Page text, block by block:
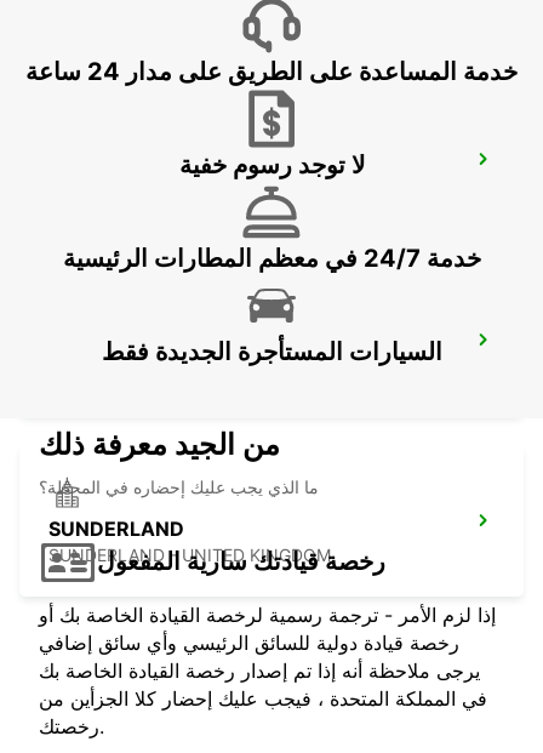
PAISLEY - UNITED KINGDOM
NEWCASTLE AIRPORT
NEWCASTLE UPON TYNE - UNITED KINGDOM
ABERDEEN AIRPORT
SUNDERLAND
SUNDERLAND - UNITED KINGDOM
خدمة المساعدة على الطريق على مدار 24 ساعة
لا توجد رسوم خفية
خدمة 24/7 في معظم المطارات الرئيسية
السيارات المستأجرة الجديدة فقط
من الجيد معرفة ذلك
ما الذي يجب عليك إحضاره في المحطة؟
رخصة قيادتك سارية المفعول
إذا لزم الأمر - ترجمة رسمية لرخصة القيادة الخاصة بك أو
رخصة قيادة دولية للسائق الرئيسي وأي سائق إضافي
يرجى ملاحظة أنه إذا تم إصدار رخصة القيادة الخاصة بك
في المملكة المتحدة ، فيجب عليك إحضار كلا الجزأين من
رخصتك.